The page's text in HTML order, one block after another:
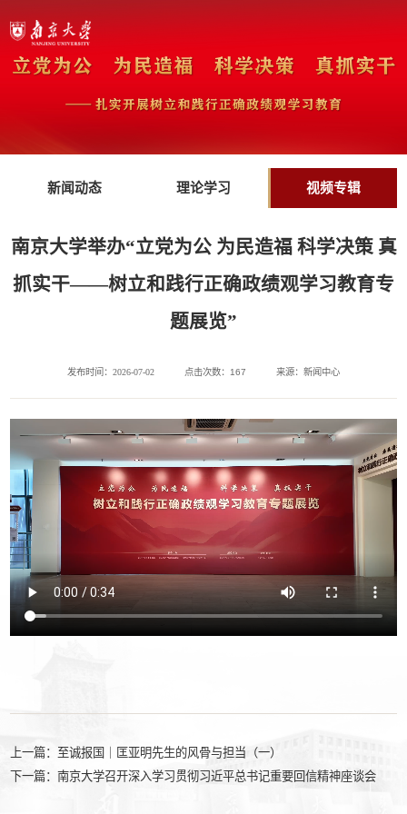
新闻动态 理论学习 视频专辑
南京大学举办“立党为公 为民造福 科学决策 真
抓实干——树立和践行正确政绩观学习教育专
题展览”
发布时间：2026-07-02 点击次数： 167 来源：新闻中心
上一篇： 至诚报国｜匡亚明先生的风骨与担当（一）
下一篇：南京大学召开深入学习贯彻习近平总书记重要回信精神座谈会